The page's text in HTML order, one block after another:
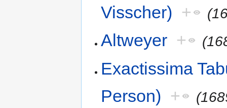
Visscher) +
Altweyer +
Exactissima
Person) +